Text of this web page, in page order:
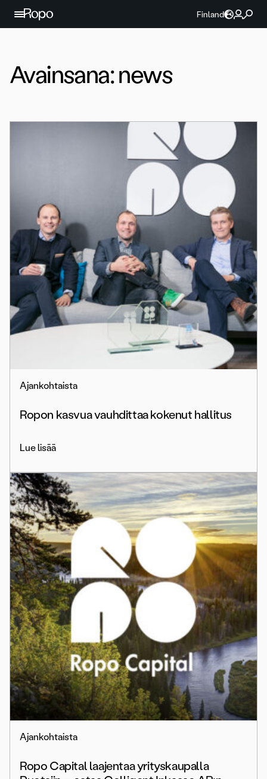
Jatka sisältöön
Finland
Avainsana:news
Ajankohtaista
Ropon kasvua vauhdittaa kokenut hallitus
Lue lisää
Ajankohtaista
Ropo Capital laajentaa yrityskaupalla